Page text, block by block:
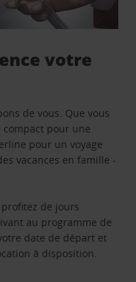
votre
de vous. Que vous
pour une
pour un voyage
vacances en famille -
de jours
au programme de
date de départ et
à disposition.